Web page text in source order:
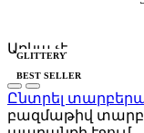
GLITTERY
BEST SELLER
Առկա չէ
Ընտրել
բազմաթիվ